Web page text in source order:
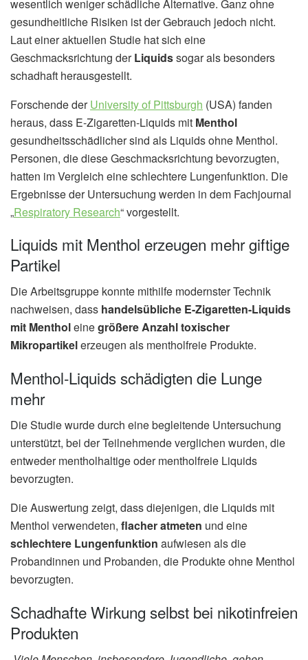
wesentlich weniger schädliche Alternative. Ganz ohne
gesundheitliche Risiken ist der Gebrauch jedoch nicht.
Laut einer aktuellen Studie hat sich eine
Geschmacksrichtung derLiquidssogar als besonders
schadhaft herausgestellt.
Forschende derUniversity of Pittsburgh (USA) fanden
heraus, dass E-Zigaretten-Liquids mit Menthol
gesundheitsschädlicher sind als Liquids ohne Menthol.
Personen, die diese Geschmacksrichtung bevorzugten,
hatten im Vergleich eine schlechtere Lungenfunktion. Die
Ergebnisse der Untersuchung werden in dem Fachjournal
„Respiratory Research“ vorgestellt.
Liquids mit Menthol erzeugen mehr giftige
Partikel
Die Arbeitsgruppe konnte mithilfe modernster Technik
nachweisen, dass handelsübliche E-Zigaretten-Liquids
mit Mentholeinegrößere Anzahl toxischer
Mikropartikelerzeugen als mentholfreie Produkte.
Menthol-Liquids schädigten die Lunge
mehr
Die Studie wurde durch eine begleitende Untersuchung
unterstützt, bei der Teilnehmende verglichen wurden, die
entweder mentholhaltige oder mentholfreie Liquids
bevorzugten.
Die Auswertung zeigt, dass diejenigen, die Liquids mit
Menthol verwendeten, flacher atmeten und eine
schlechtere Lungenfunktion aufwiesen als die
Probandinnen und Probanden, die Produkte ohne Menthol
bevorzugten.
Schadhafte Wirkung selbst bei nikotinfreien
Produkten